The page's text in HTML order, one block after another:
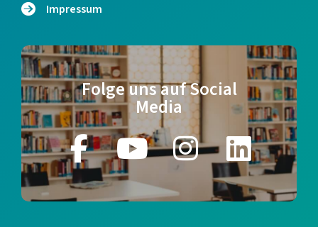
Impressum
Folge uns auf Social
Media